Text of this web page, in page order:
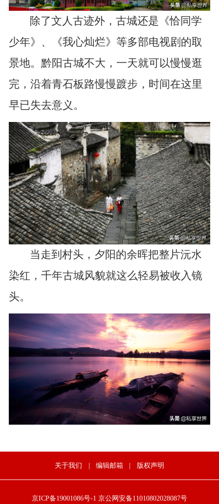
除了文人古迹外，古城还是《恰同学
少年》、《我心灿烂》等多部电视剧的取
景地。黔阳古城不大，一天就可以慢慢逛
完，沿着青石板路慢慢踱步，时间在这里
早已失去意义。
当走到村头，夕阳的余晖把整片沅水
染红，千年古城风貌就这么轻易被收入镜
头。
关于我们 | 编辑邮箱 | 版权声明
京ICP备19001086号-1 京公网安备11010802028087号